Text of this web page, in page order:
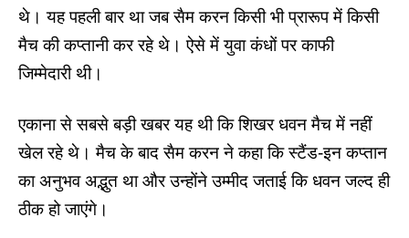
थे। यह पहली बार था जब सैम करन किसी भी प्रारूप में किसी
मैच की कप्तानी कर रहे थे। ऐसे में युवा कंधों पर काफी
जिम्मेदारी थी।
एकाना से सबसे बड़ी खबर यह थी कि शिखर धवन मैच में नहीं
खेल रहे थे। मैच के बाद सैम करन ने कहा कि स्टैंड-इन कप्तान
का अनुभव अद्भुत था और उन्होंने उम्मीद जताई कि धवन जल्द ही
ठीक हो जाएंगे।